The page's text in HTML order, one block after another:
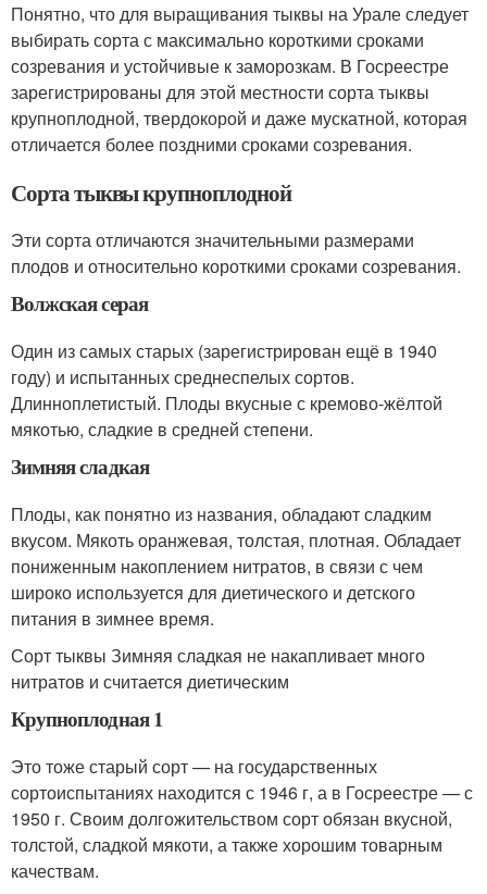
Понятно, что для выращивания тыквы на Урале следует
выбирать сорта с максимально короткими сроками
созревания и устойчивые к заморозкам. В Госреестре
зарегистрированы для этой местности сорта тыквы
крупноплодной, твердокорой и даже мускатной, которая
отличается более поздними сроками созревания.
Сорта тыквы крупноплодной
Эти сорта отличаются значительными размерами
плодов и относительно короткими сроками созревания.
Волжская серая
Один из самых старых (зарегистрирован ещё в 1940
году) и испытанных среднеспелых сортов.
Длинноплетистый. Плоды вкусные с кремово-жёлтой
мякотью, сладкие в средней степени.
Зимняя сладкая
Плоды, как понятно из названия, обладают сладким
вкусом. Мякоть оранжевая, толстая, плотная. Обладает
пониженным накоплением нитратов, в связи с чем
широко используется для диетического и детского
питания в зимнее время.
Сорт тыквы Зимняя сладкая не накапливает много
нитратов и считается диетическим
Крупноплодная 1
Это тоже старый сорт — на государственных
сортоиспытаниях находится с 1946 г, а в Госреестре — с
1950 г. Своим долгожительством сорт обязан вкусной,
толстой, сладкой мякоти, а также хорошим товарным
качествам.